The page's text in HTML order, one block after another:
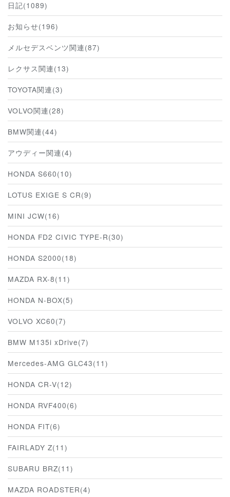
日記(1089)
お知らせ(196)
メルセデスベンツ関連(87)
レクサス関連(13)
TOYOTA関連(3)
VOLVO関連(28)
BMW関連(44)
アウディー関連(4)
HONDA S660(10)
LOTUS EXIGE S CR(9)
MINI JCW(16)
HONDA FD2 CIVIC TYPE-R(30)
HONDA S2000(18)
MAZDA RX-8(11)
HONDA N-BOX(5)
VOLVO XC60(7)
BMW M135i xDrive(7)
Mercedes-AMG GLC43(11)
HONDA CR-V(12)
HONDA RVF400(6)
HONDA FIT(6)
FAIRLADY Z(11)
SUBARU BRZ(11)
MAZDA ROADSTER(4)